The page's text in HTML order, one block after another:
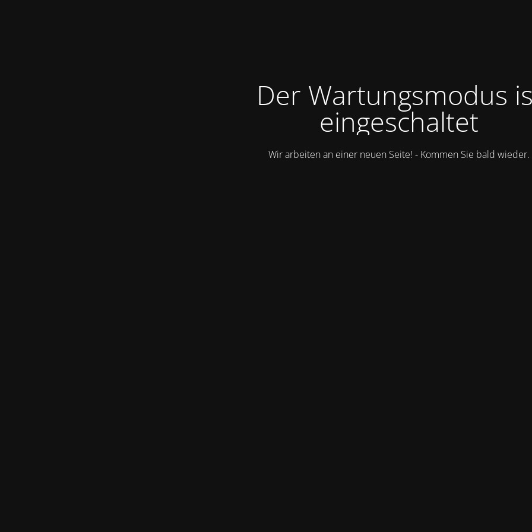
Der Wartungsmodus
eingeschaltet
Wir arbeiten an einer neuen Seite! - Kommen Sie bald wieder.